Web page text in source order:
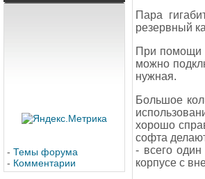
- Темы форума
- Комментарии
Пара
резервный
При помощи
можно
нужная.
Большое
хорошо
софта
- всего
корпусе с